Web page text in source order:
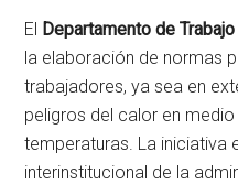
El Departamento de
la elaboración de normas
trabajadores, ya sea en
peligros del calor en
temperaturas. La iniciativa
interinstitucional de la